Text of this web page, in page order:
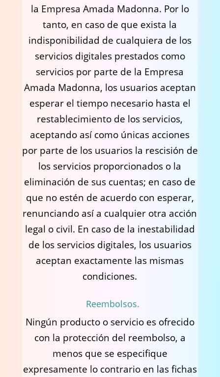
la Empresa Amada Madonna. Por lo
tanto, en caso de que exista la
indisponibilidad de cualquiera de los
servicios digitales prestados como
servicios por parte de la Empresa
Amada Madonna, los usuarios aceptan
esperar el tiempo necesario hasta el
restablecimiento de los servicios,
aceptando así como únicas acciones
por parte de los usuarios la rescisión de
los servicios proporcionados o la
eliminación de sus cuentas; en caso de
que no estén de acuerdo con esperar,
renunciando así a cualquier otra acción
legal o civil. En caso de la inestabilidad
de los servicios digitales, los usuarios
aceptan exactamente las mismas
condiciones.
Reembolsos.
Ningún producto o servicio es ofrecido
con la protección del reembolso, a
menos que se especifique
expresamente lo contrario en las fichas